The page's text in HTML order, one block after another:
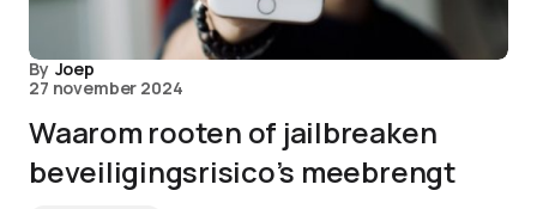
By Joep
27 november 2024
Waarom rooten of jailbreaken
beveiligingsrisico’s meebrengt